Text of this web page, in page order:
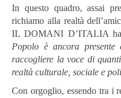
In questo quadro, assai
richiamo alla realtà
IL DOMANI D’ITALIA
Popolo è ancora
raccogliere la voce di
realtà culturale, sociale e
Con orgoglio, essendo tra i